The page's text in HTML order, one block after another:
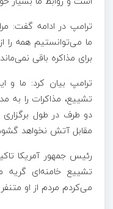
ترامپ در ادامه گفت:
ما می‌توانستیم همه را
برای مذاکره باقی
ترامپ بیان کرد: ما و
تشییع، مذاکرات را
دو طرف در طول
مقابل آتش نخواهد
رئیس جمهور آمریکا
تشییع خامنه‌ای گریه
می‌کردم مردم از او